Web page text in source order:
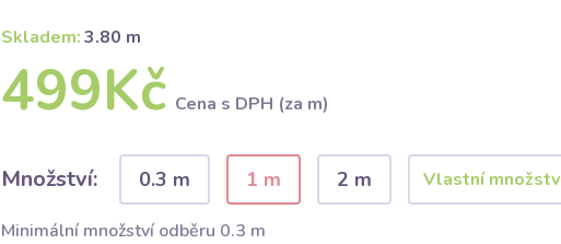
Skladem:3.80 m
499Kč Cena s DPH (za m)
Množství: 0.3 m 1 m 2 m
Minimální množství odběru 0.3 m